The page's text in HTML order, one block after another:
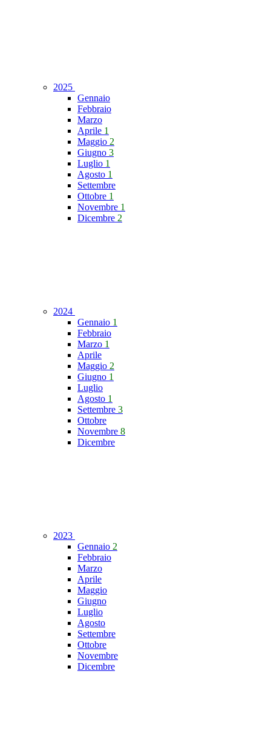
2025
Gennaio
Febbraio
Marzo
Aprile 1
Maggio 2
Giugno 3
Luglio 1
Agosto 1
Settembre
Ottobre 1
Novembre 1
Dicembre 2
2024
Gennaio 1
Febbraio
Marzo 1
Aprile
Maggio 2
Giugno 1
Luglio
Agosto 1
Settembre 3
Ottobre
Novembre 8
Dicembre
2023
Gennaio 2
Febbraio
Marzo
Aprile
Maggio
Giugno
Luglio
Agosto
Settembre
Ottobre
Novembre
Dicembre